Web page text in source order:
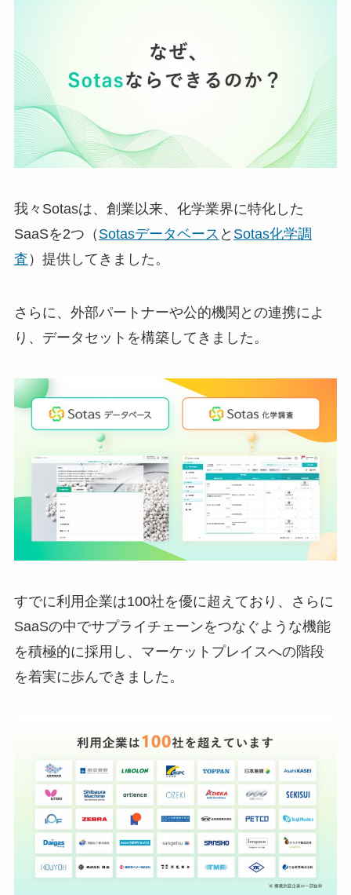
我々Sotasは、創業以来、化学業界に特化した
SaaSを2つ（ Sotasデータベース と Sotas化学調
査 ）提供してきました。
さらに、外部パートナーや公的機関との連携によ
り、データセットを構築してきました。
すでに利用企業は100社を優に超えており、さらに
SaaSの中でサプライチェーンをつなぐような機能
を積極的に採用し、マーケットプレイスへの階段
を着実に歩んできました。